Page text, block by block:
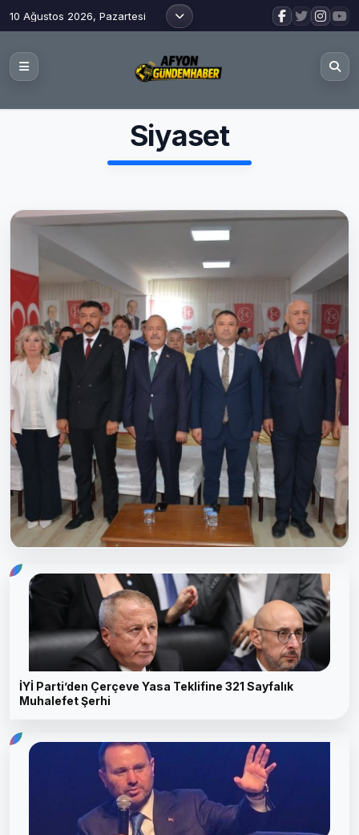
10 Ağustos 2026, Pazartesi
Siyaset
13 saat önce
15'inci olağan genel kurul
toplantısı haftasonu gerçekleşti
15'inci olağan genel kurul toplantısı haftasonu gerçekleşti
İYİ Parti’den Çerçeve Yasa Teklifine 321 Sayfalık
Muhalefet Şerhi